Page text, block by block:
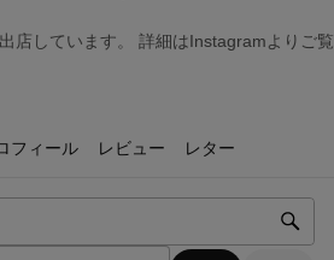
店しています。 詳細はInstagramよりご覧
フィール レビュー レター